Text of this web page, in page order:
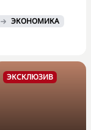
ЭКОНОМИКА
ЭКСКЛЮЗИВ